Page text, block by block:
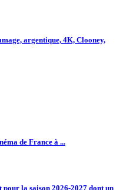
argentique, 4K, Clooney,
de France à ...
pour la saison 2026-2027 dont un